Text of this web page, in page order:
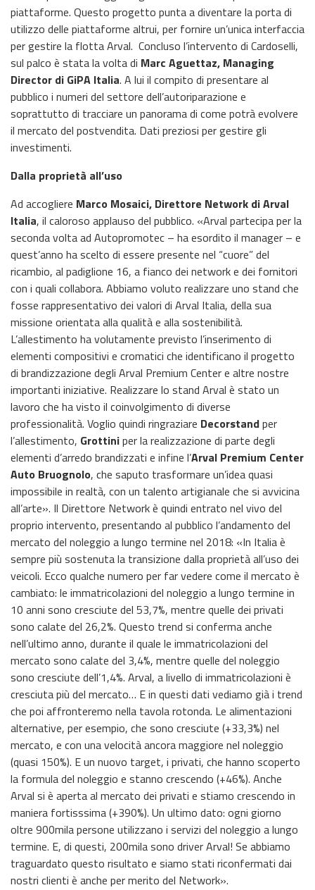
piattaforme. Questo progetto punta a diventare la porta di
utilizzo delle piattaforme altrui, per fornire un’unica interfaccia
per gestire la flotta Arval. Concluso l’intervento di Cardoselli,
sul palco è stata la volta di Marc Aguettaz, Managing
Director di GiPA Italia. A lui il compito di presentare al
pubblico i numeri del settore dell’autoriparazione e
soprattutto di tracciare un panorama di come potrà evolvere
il mercato del postvendita. Dati preziosi per gestire gli
investimenti.
Dalla proprietà all’uso
Ad accogliere Marco Mosaici, Direttore Network di Arval
Italia, il caloroso applauso del pubblico. «Arval partecipa per la
seconda volta ad Autopromotec – ha esordito il manager – e
quest’anno ha scelto di essere presente nel “cuore” del
ricambio, al padiglione 16, a fianco dei network e dei fornitori
con i quali collabora. Abbiamo voluto realizzare uno stand che
fosse rappresentativo dei valori di Arval Italia, della sua
missione orientata alla qualità e alla sostenibilità.
L’allestimento ha volutamente previsto l’inserimento di
elementi compositivi e cromatici che identificano il progetto
di brandizzazione degli Arval Premium Center e altre nostre
importanti iniziative. Realizzare lo stand Arval è stato un
lavoro che ha visto il coinvolgimento di diverse
professionalità. Voglio quindi ringraziare Decorstandper
l’allestimento, Grottiniper la realizzazione di parte degli
elementi d’arredo brandizzati e infine l’Arval Premium Center
Auto Bruognolo, che saputo trasformare un’idea quasi
impossibile in realtà, con un talento artigianale che si avvicina
all’arte». Il Direttore Network è quindi entrato nel vivo del
proprio intervento, presentando al pubblico l’andamento del
mercato del noleggio a lungo termine nel 2018: «In Italia è
sempre più sostenuta la transizione dalla proprietà all’uso dei
veicoli. Ecco qualche numero per far vedere come il mercato è
cambiato: le immatricolazioni del noleggio a lungo termine in
10 anni sono cresciute del 53,7%, mentre quelle dei privati
sono calate del 26,2%. Questo trend si conferma anche
nell’ultimo anno, durante il quale le immatricolazioni del
mercato sono calate del 3,4%, mentre quelle del noleggio
sono cresciute dell’1,4%. Arval, a livello di immatricolazioni è
cresciuta più del mercato… E in questi dati vediamo già i trend
che poi affronteremo nella tavola rotonda. Le alimentazioni
alternative, per esempio, che sono cresciute (+33,3%) nel
mercato, e con una velocità ancora maggiore nel noleggio
(quasi 150%). E un nuovo target, i privati, che hanno scoperto
la formula del noleggio e stanno crescendo (+46%). Anche
Arval si è aperta al mercato dei privati e stiamo crescendo in
maniera fortisssima (+390%). Un ultimo dato: ogni giorno
oltre 900mila persone utilizzano i servizi del noleggio a lungo
termine. E, di questi, 200mila sono driver Arval! Se abbiamo
traguardato questo risultato e siamo stati riconfermati dai
nostri clienti è anche per merito del Network».